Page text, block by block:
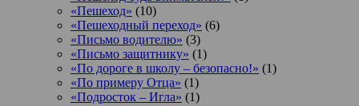
«Пешеход» (10)
«Пешеходный переход» (6)
«Письмо водителю» (3)
«Письмо защитнику» (1)
«По дороге в школу – безопасно!» (1)
«По примеру Отца» (1)
«Подросток ‒ Игла» (1)